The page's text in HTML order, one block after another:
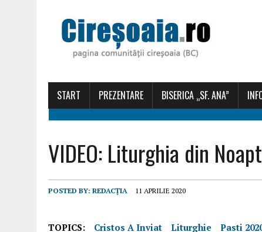
START PREZENTARE BISERICA „SF. ANA”
VIDEO: Liturghia din
POSTED BY: REDACȚIA 11 APRILIE 2020
TOPICS: Cristos A Inviat Liturghie Pasti